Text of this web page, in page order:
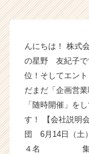
んにちは！ 株式
の星野 友紀子で
位！そしてエン
だまだ「企画営
「随時開催」を
す！ 【会社
団 6月14日（土
４名 集団